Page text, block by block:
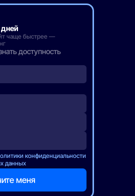
чаще быстрее —
доступность
конфиденциальности
данных